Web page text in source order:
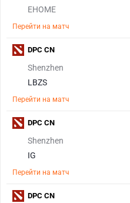
EHOME
Перейти на матч
Shenzhen
LBZS
Перейти на матч
DPC CN
Shenzhen
IG
Перейти на матч
DPC CN
DPC CN